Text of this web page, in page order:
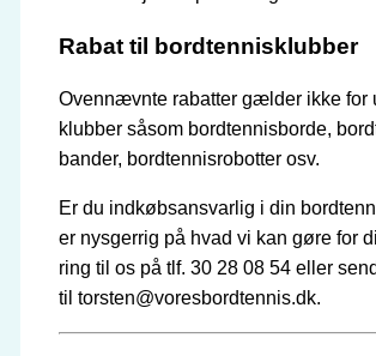
Rabat til bordtennisklubber
Ovennævnte rabatter gælder ikke for
klubber såsom bordtennisborde,
bander, bordtennisrobotter osv.
Er du indkøbsansvarlig i din
er nysgerrig på hvad vi kan gøre for
ring til os på tlf. 30 28 08 54 eller
til torsten@voresbordtennis.dk.